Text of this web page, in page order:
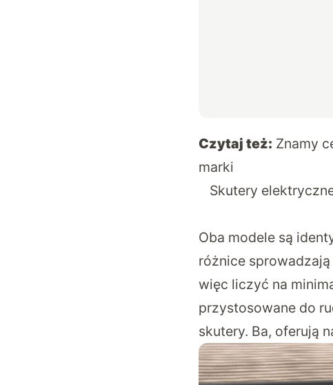
Czytaj też: Znamy
marki
Skutery
Oba modele są
różnice
więc liczyć na
przystosowane do
skutery. Ba, oferują